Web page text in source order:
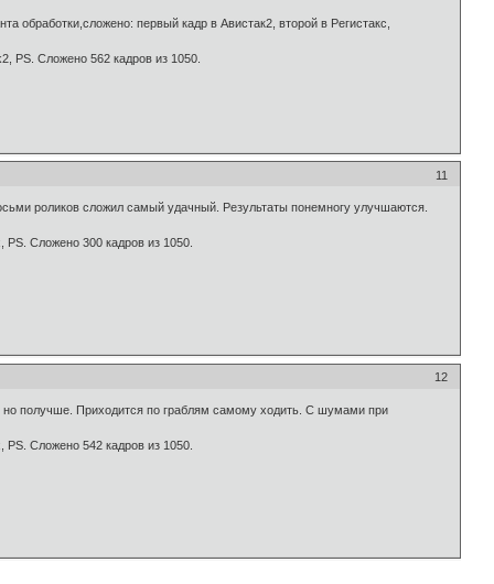
первый кадр в Авистак2, второй в Регистакс,
PS. Сложено 562 кадров из 1050.
11
роликов сложил самый удачный. Результаты понемногу улучшаются.
Сложено 300 кадров из 1050.
12
но получше. Приходится по граблям самому ходить. С шумами при
Сложено 542 кадров из 1050.